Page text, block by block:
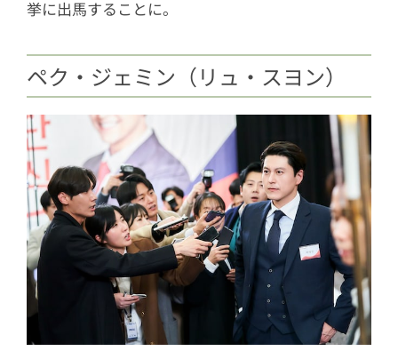
挙に出馬することに。
ペク・ジェミン（リュ・スヨン）